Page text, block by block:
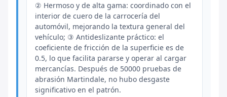
② Hermoso y de alta gama: coordinado con el
interior de cuero de la carrocería del
automóvil, mejorando la textura general del
vehículo; ③ Antideslizante práctico: el
coeficiente de fricción de la superficie es de
0.5, lo que facilita pararse y operar al cargar
mercancías. Después de 50000 pruebas de
abrasión Martindale, no hubo desgaste
significativo en el patrón.